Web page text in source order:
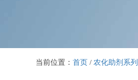
当前位置： 首页 / 农化助剂系列